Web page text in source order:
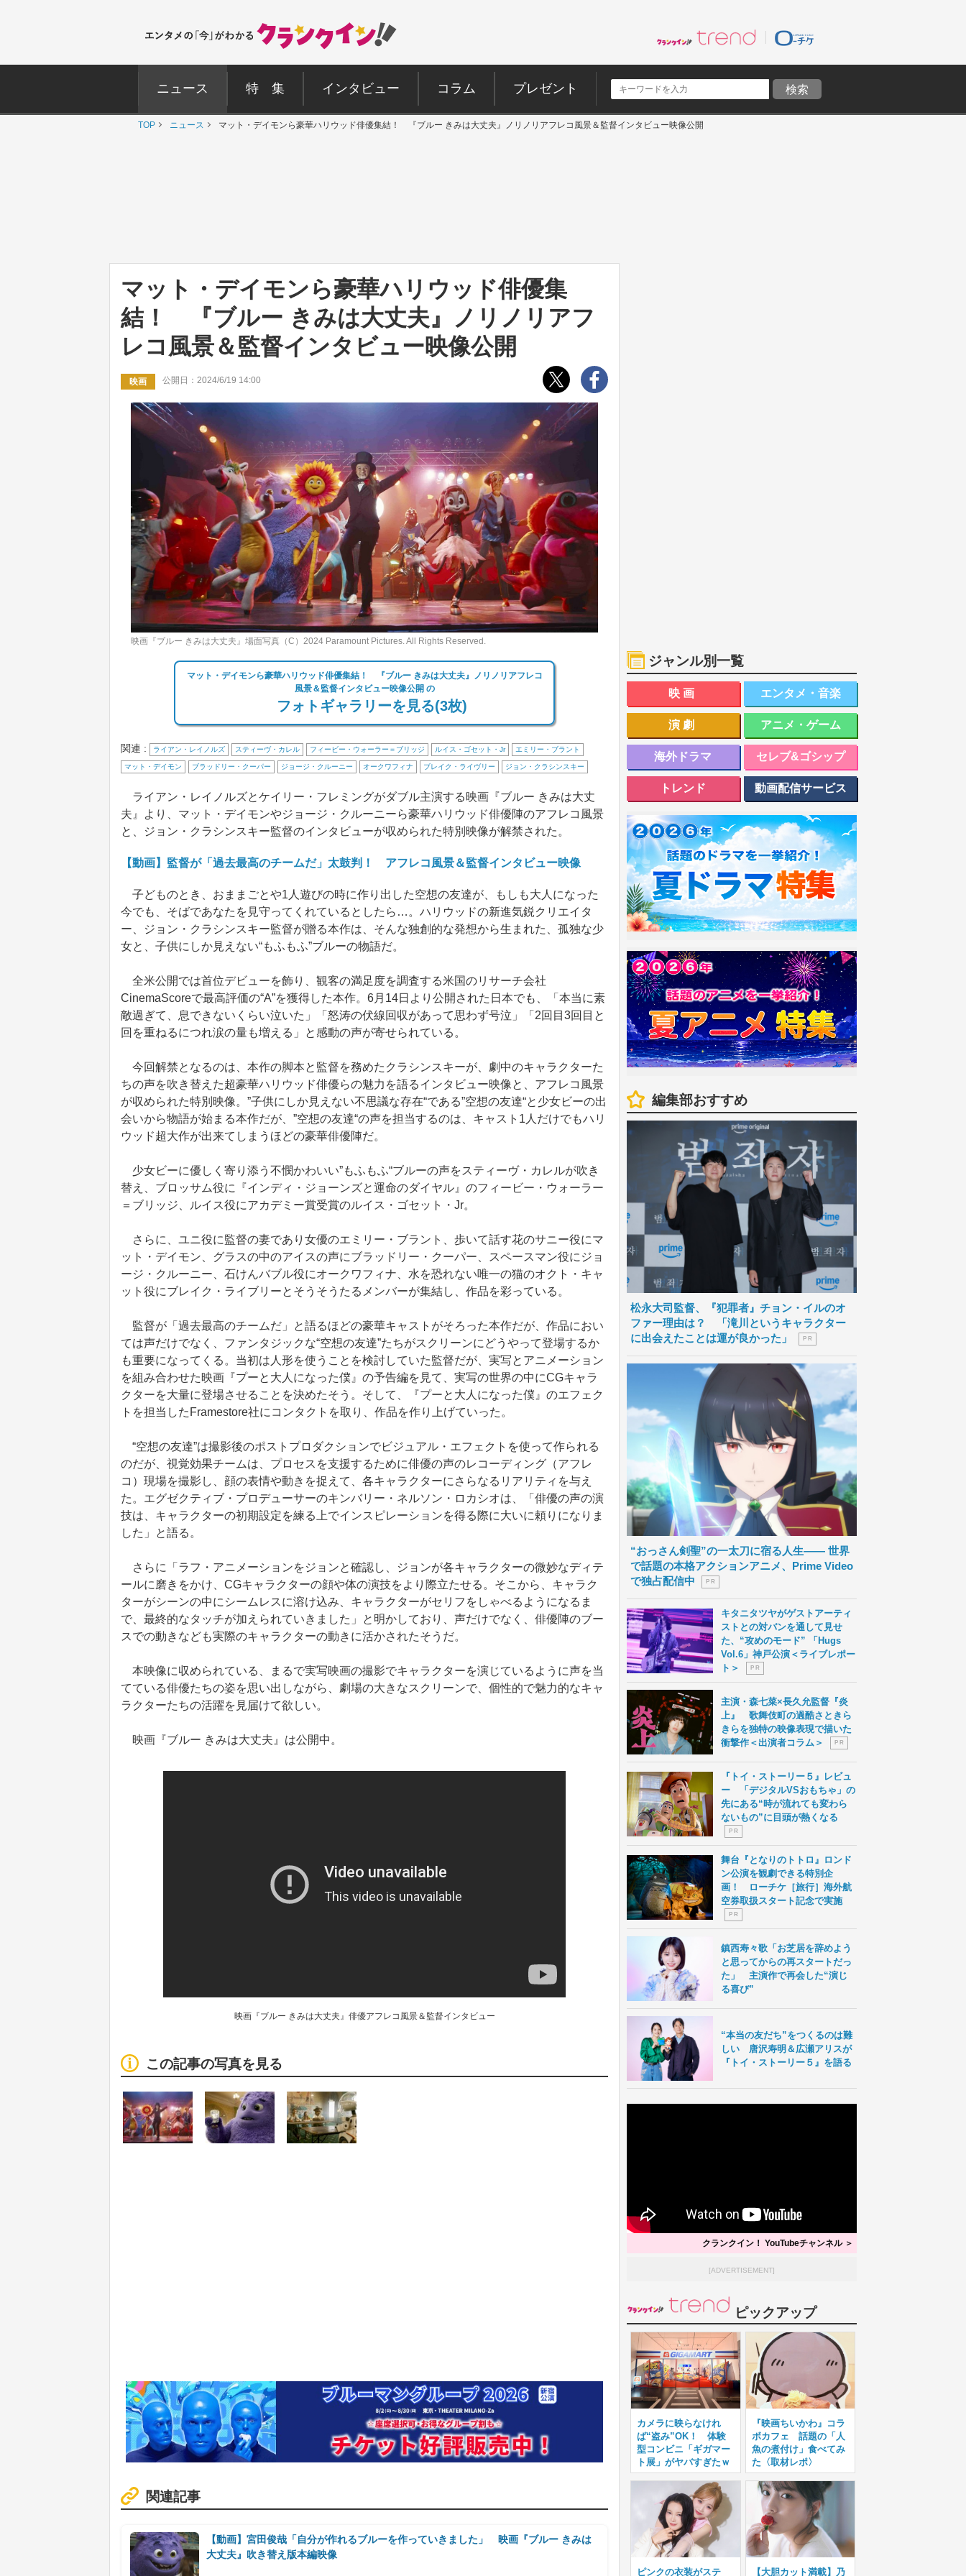
ニュース 特 集 インタビュー コラム プレゼント
TOP ニュース マット・デイモンら豪華ハリウッド俳優集結！ 『ブルー きみは大丈夫』ノリノリアフレコ風景＆監督インタビュー映像公開
マット・デイモンら豪華ハリウッド俳優集
結！ 『ブルー きみは大丈夫』ノリノリアフ
レコ風景＆監督インタビュー映像公開
映画 公開日：2024/6/19 14:00
映画『ブルー きみは大丈夫』場面写真（C）2024 Paramount Pictures. All Rights Reserved.
マット・デイモンら豪華ハリウッド俳優集結！ 『ブルー きみは大丈夫』ノリノリアフレコ
風景＆監督インタビュー映像公開 の
フォトギャラリーを見る(3枚)
関連 : ライアン・レイノルズ スティーヴ・カレル フィービー・ウォーラー＝ブリッジ ルイス・ゴセット・Jr エミリー・ブラント
マット・デイモン ブラッドリー・クーパー ジョージ・クルーニー オークワフィナ ブレイク・ライヴリー ジョン・クラシンスキー
ライアン・レイノルズとケイリー・フレミングがダブル主演する映画『ブルー きみは大丈
夫』より、マット・デイモンやジョージ・クルーニーら豪華ハリウッド俳優陣のアフレコ風景
と、ジョン・クラシンスキー監督のインタビューが収められた特別映像が解禁された。
【動画】監督が「過去最高のチームだ」太鼓判！ アフレコ風景＆監督インタビュー映像
子どものとき、おままごとや1人遊びの時に作り出した空想の友達が、もしも大人になった
今でも、そばであなたを見守ってくれているとしたら…。ハリウッドの新進気鋭クリエイタ
ー、ジョン・クラシンスキー監督が贈る本作は、そんな独創的な発想から生まれた、孤独な少
女と、子供にしか見えない“もふもふ”ブルーの物語だ。
全米公開では首位デビューを飾り、観客の満足度を調査する米国のリサーチ会社
CinemaScoreで最高評価の“A”を獲得した本作。6月14日より公開された日本でも、「本当に素
敵過ぎて、息できないくらい泣いた」「怒涛の伏線回収があって思わず号泣」「2回目3回目と
回を重ねるにつれ涙の量も増える」と感動の声が寄せられている。
今回解禁となるのは、本作の脚本と監督を務めたクラシンスキーが、劇中のキャラクターた
ちの声を吹き替えた超豪華ハリウッド俳優らの魅力を語るインタビュー映像と、アフレコ風景
が収められた特別映像。”子供にしか見えない不思議な存在“である”空想の友達“と少女ビーの出
会いから物語が始まる本作だが、”空想の友達“の声を担当するのは、キャスト1人だけでもハリ
ウッド超大作が出来てしまうほどの豪華俳優陣だ。
少女ビーに優しく寄り添う不憫かわいい”もふもふ“ブルーの声をスティーヴ・カレルが吹き
替え、ブロッサム役に『インディ・ジョーンズと運命のダイヤル』のフィービー・ウォーラー
＝ブリッジ、ルイス役にアカデミー賞受賞のルイス・ゴセット・Jr。
さらに、ユニ役に監督の妻であり女優のエミリー・ブラント、歩いて話す花のサニー役にマ
ット・デイモン、グラスの中のアイスの声にブラッドリー・クーパー、スペースマン役にジョ
ージ・クルーニー、石けんバブル役にオークワフィナ、水を恐れない唯一の猫のオクト・キャ
ット役にブレイク・ライブリーとそうそうたるメンバーが集結し、作品を彩っている。
監督が「過去最高のチームだ」と語るほどの豪華キャストがそろった本作だが、作品におい
ては声だけでなく、ファンタジックな“空想の友達”たちがスクリーンにどうやって登場するか
も重要になってくる。当初は人形を使うことを検討していた監督だが、実写とアニメーション
を組み合わせた映画『プーと大人になった僕』の予告編を見て、実写の世界の中にCGキャラ
クターを大量に登場させることを決めたそう。そして、『プーと大人になった僕』のエフェク
トを担当したFramestore社にコンタクトを取り、作品を作り上げていった。
“空想の友達”は撮影後のポストプロダクションでビジュアル・エフェクトを使って作られる
のだが、視覚効果チームは、プロセスを支援するために俳優の声のレコーディング（アフレ
コ）現場を撮影し、顔の表情や動きを捉えて、各キャラクターにさらなるリアリティを与え
た。エグゼクティブ・プロデューサーのキンバリー・ネルソン・ロカシオは、「俳優の声の演
技は、キャラクターの初期設定を練る上でインスピレーションを得る際に大いに頼りになりま
した」と語る。
さらに「ラフ・アニメーションをジョンと確認し、ジョンが各キャラクターの微妙なディテ
ールに磨きをかけ、CGキャラクターの顔や体の演技をより際立たせる。そこから、キャラク
ターがシーンの中にシームレスに溶け込み、キャラクターがセリフをしゃべるようになるま
で、最終的なタッチが加えられていきました」と明かしており、声だけでなく、俳優陣のブー
スでの動きなども実際のキャラクターの動きに活かされたそうだ。
本映像に収められている、まるで実写映画の撮影でキャラクターを演じているように声を当
てている俳優たちの姿を思い出しながら、劇場の大きなスクリーンで、個性的で魅力的なキャ
ラクターたちの活躍を見届けて欲しい。
映画『ブルー きみは大丈夫』は公開中。
映画『ブルー きみは大丈夫』俳優アフレコ風景＆監督インタビュー
この記事の写真を見る
関連記事
【動画】宮田俊哉「自分が作れるブルーを作っていきました」 映画『ブルー きみは
大丈夫』吹き替え版本編映像
ジャンル別一覧
映画 エンタメ・音楽
演劇 アニメ・ゲーム
海外ドラマ セレブ&ゴシップ
トレンド 動画配信サービス
編集部おすすめ
松永大司監督、『犯罪者』チョン・イルのオ
ファー理由は？ 「滝川というキャラクター
に出会えたことは運が良かった」
P R
“おっさん剣聖”の一太刀に宿る人生―― 世界
で話題の本格アクションアニメ、Prime Video
で独占配信中
P R
キタニタツヤがゲストアーティ
ストとの対バンを通して見せ
た、“攻めのモード” 「Hugs
Vol.6」神戸公演＜ライブレポー
ト＞
P R
主演・森七菜×長久允監督『炎
上』 歌舞伎町の過酷さときら
きらを独特の映像表現で描いた
衝撃作＜出演者コラム＞
P R
『トイ・ストーリー５』レビュ
ー 「デジタルVSおもちゃ」の
先にある“時が流れても変わら
ないもの”に目頭が熱くなる
P R
舞台『となりのトトロ』ロンド
ン公演を観劇できる特別企
画！ ローチケ［旅行］海外航
空券取扱スタート記念で実施
P R
鎮西寿々歌「お芝居を辞めよう
と思ってからの再スタートだっ
た」 主演作で再会した“演じ
る喜び”
“本当の友だち”をつくるのは難
しい 唐沢寿明＆広瀬アリスが
『トイ・ストーリー５』を語る
クランクイン！ YouTubeチャンネル ＞
[ADVERTISEMENT]
ピックアップ
カメラに映らなけれ
ば“盗み”OK！ 体験
型コンビニ「ギガマー
ト展」がヤバすぎたｗ
『映画ちいかわ』コラ
ボカフェ 話題の「人
魚の煮付け」食べてみ
た〈取材レポ〉
ピンクの衣装がステ 【大胆カット満載】乃